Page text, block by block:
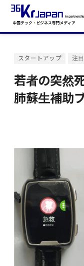
スタートアップ 注
若者の突然
肺蘇生補助